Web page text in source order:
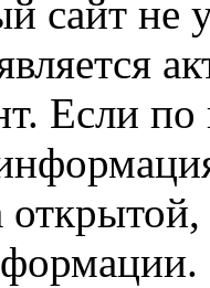
сайт не
Если